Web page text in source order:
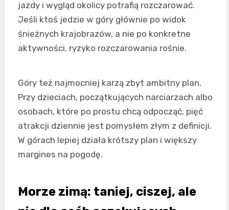
jazdy i wygląd okolicy potrafią rozczarować.
Jeśli ktoś jedzie w góry głównie po widok
śnieżnych krajobrazów, a nie po konkretne
aktywności, ryzyko rozczarowania rośnie.
Góry też najmocniej karzą zbyt ambitny plan.
Przy dzieciach, początkujących narciarzach albo
osobach, które po prostu chcą odpocząć, pięć
atrakcji dziennie jest pomysłem złym z definicji.
W górach lepiej działa krótszy plan i większy
margines na pogodę.
Morze zimą: taniej, ciszej, ale